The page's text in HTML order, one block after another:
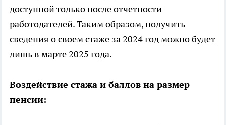
доступной только после отчетности
работодателей. Таким образом, получить
сведения о своем стаже за 2024 год можно будет
лишь в марте 2025 года.
Воздействие стажа и баллов на размер
пенсии: